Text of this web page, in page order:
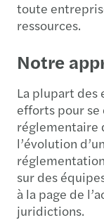
toute
ressources.
Notre
La plupart
efforts pour
réglementaire
l’évolution
sur des
à la page de
juridictions.